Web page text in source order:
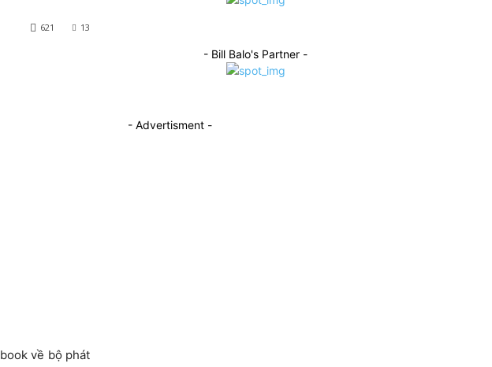
13
621
về bộ phát
- Bill Balo's Partner -
- Advertisment -